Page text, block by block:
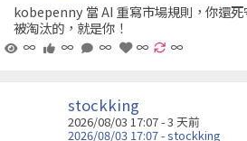
kobepenny 當 AI 重寫市場規則，你還
被淘汰的，就是你！
∞
∞ ∞ ∞ ∞
stockking
2026/08/03 17:07 - 3 天前
2026/08/03 17:07 - stockking